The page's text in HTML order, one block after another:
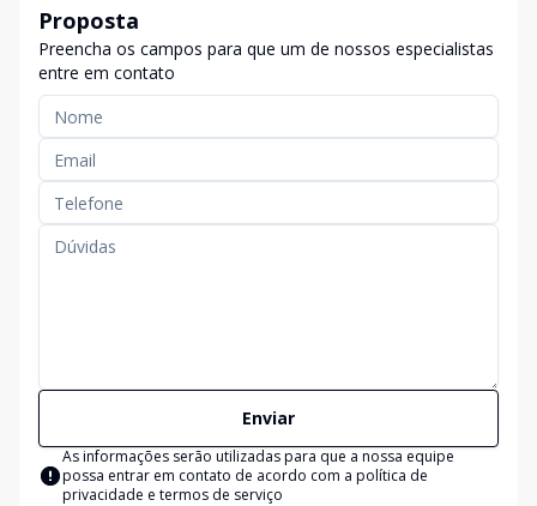
Proposta
Preencha os campos para que um de nossos especialistas
entre em contato
Enviar
As informações serão utilizadas para que a nossa equipe
possa entrar em contato de acordo com a política de
privacidade e termos de serviço